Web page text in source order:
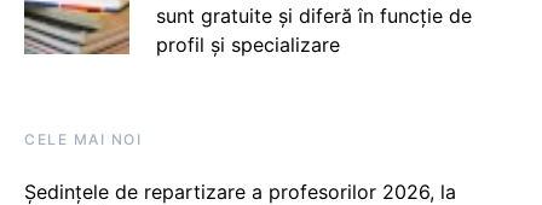
sunt gratuite și diferă în funcție de
profil și specializare
CELE MAI NOI
Ședințele de repartizare a profesorilor 2026, la